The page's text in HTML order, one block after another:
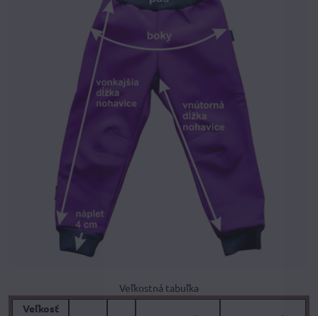
Veľkostná tabuľka
Veľkosť